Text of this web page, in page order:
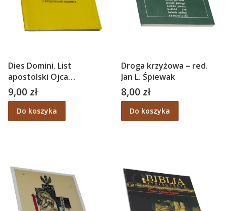
Dies Domini. List
apostolski Ojca
Świętego Jana Pawła II
do biskupów, kapłanów i
wiernych o świętowaniu
niedzieli
Cena
9,00 zł
Do koszyka
Droga krzyżowa – red.
Jan L. Śpiewak
Cena
8,00 zł
Do koszyka